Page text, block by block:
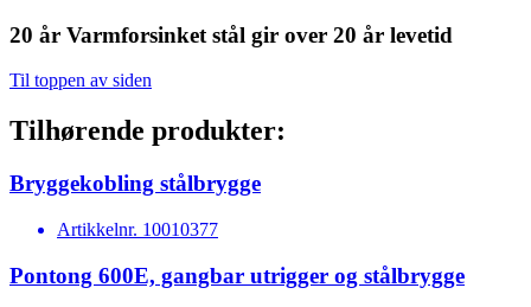
20 år Varmforsinket stål gir over 20 år levetid
Til toppen av siden
Tilhørende produkter:
Bryggekobling stålbrygge
Artikkelnr. 10010377
Pontong 600E, gangbar utrigger og stålbrygge